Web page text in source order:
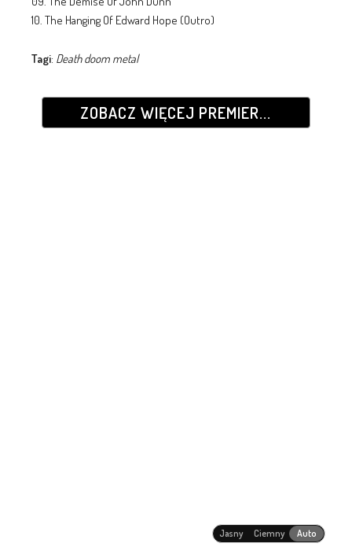
10. The Hanging Of Edward Hope (Outro)
Tagi: Death doom metal
ZOBACZ WIĘCEJ PREMIER...
Jasny Ciemny Auto